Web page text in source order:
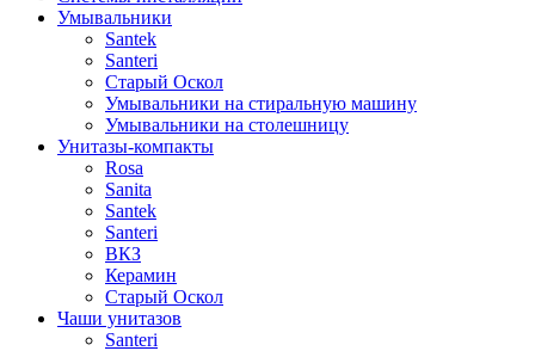
Умывальники
Santek
Santeri
Старый Оскол
Умывальники на стиральную машину
Умывальники на столешницу
Унитазы-компакты
Rosa
Sanita
Santek
Santeri
ВКЗ
Керамин
Старый Оскол
Чаши унитазов
Santeri